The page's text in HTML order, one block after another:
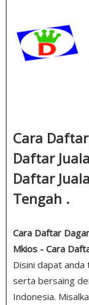
Cara
Daftar
Daftar
Tengah .
Cara Daftar
Mkios - Cara
Disini dapat anda
serta bersaing
Indonesia.